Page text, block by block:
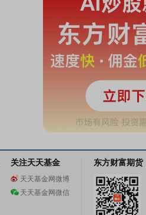
关注天天基金
天天基金网微博
天天基金网微信
东方财富期货